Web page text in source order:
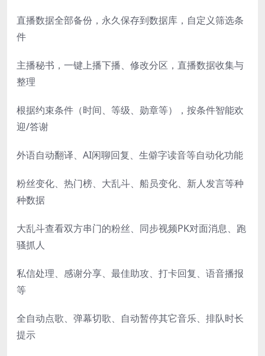
直播数据全部备份，永久保存到数据库，自定义筛选条
件
主播秘书，一键上播下播、修改分区，直播数据收集与
整理
根据约束条件（时间、等级、勋章等），按条件智能欢
迎/答谢
外语自动翻译、AI闲聊回复、生僻字读音等自动化功能
粉丝变化、热门榜、大乱斗、船员变化、新人发言等种
种数据
大乱斗查看双方串门的粉丝、同步视频PK对面消息、跑
骚抓人
私信处理、感谢分享、最佳助攻、打卡回复、语音播报
等
全自动点歌、弹幕切歌、自动暂停其它音乐、排队时长
提示